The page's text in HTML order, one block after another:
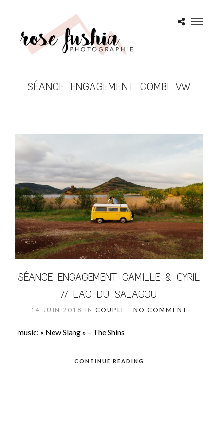
SÉANCE ENGAGEMENT COMBI VW
SÉANCE ENGAGEMENT CAMILLE & CYRIL
// LAC DU SALAGOU
14 JUIN 2018 IN COUPLE NO COMMENT
music: « New Slang » – The Shins
CONTINUE READING